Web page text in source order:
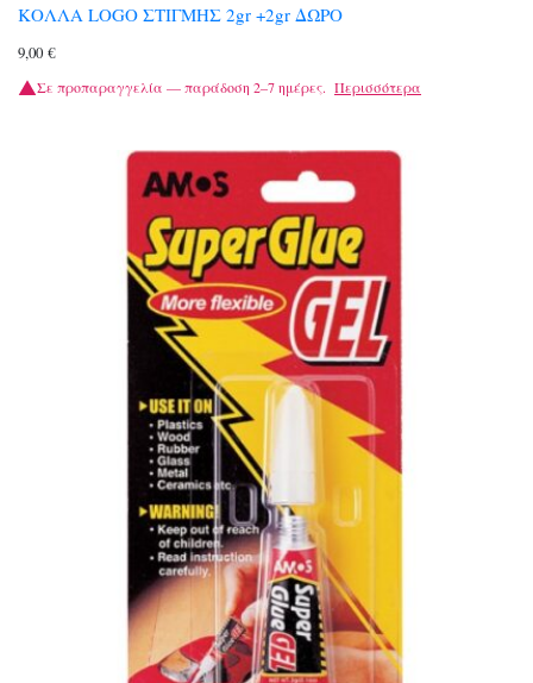
ΚΟΛΛΑ LOGO ΣΤΙΓΜΗΣ 2gr +2gr ΔΩΡΟ
9,00 €
Σε προπαραγγελία — παράδοση 2–7 ημέρες. Περισσότερα